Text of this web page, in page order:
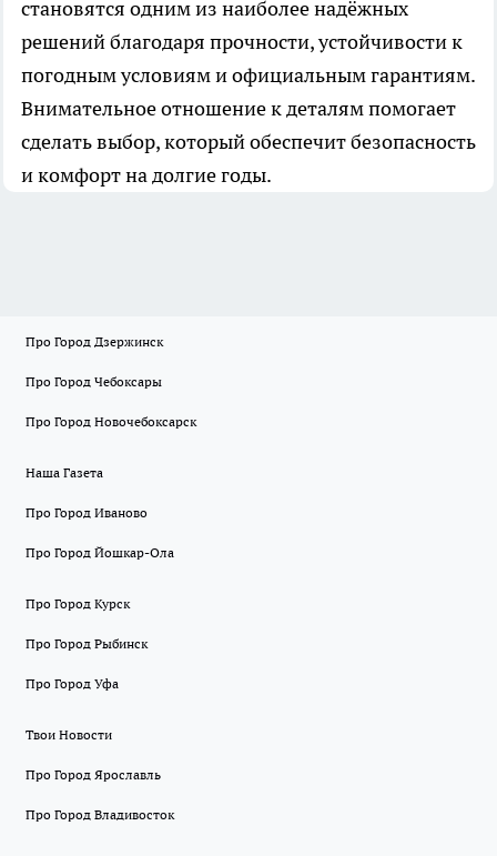
становятся одним из наиболее надёжных
решений благодаря прочности, устойчивости к
погодным условиям и официальным гарантиям.
Внимательное отношение к деталям помогает
сделать выбор, который обеспечит безопасность
и комфорт на долгие годы.
Про Город Дзержинск
Про Город Чебоксары
Про Город Новочебоксарск
Наша Газета
Про Город Иваново
Про Город Йошкар-Ола
Про Город Курск
Про Город Рыбинск
Про Город Уфа
Твои Новости
Про Город Ярославль
Про Город Владивосток